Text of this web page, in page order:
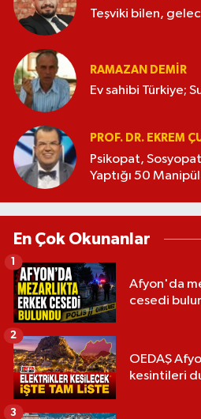
Teşviki bilen,
RAMAZAN DEMİR
Ev sahibi Türkiye;
PROF. DR. EKREM
Psikopat,
Yaptığı 50
En Çok Okunanlar
Afyon'da
cesedi
1
OEDAŞ
kesintileri
2
3